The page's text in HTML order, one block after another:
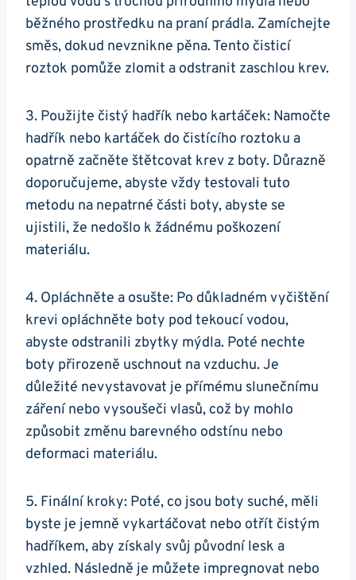
běžného prostředku​ na ​praní prádla. Zamíchejte
směs, dokud nevznikne pěna. Tento čisticí
roztok⁣ pomůže zlomit a odstranit zaschlou krev.
3. Použijte čistý hadřík nebo kartáček: Namočte
hadřík nebo kartáček do čistícího roztoku a
opatrně začněte štětcovat krev z boty. Důrazně
doporučujeme, abyste vždy testovali tuto
metodu na nepatrné ‌části boty, abyste se
ujistili, že nedošlo k žádnému poškození
materiálu.
4. Opláchněte a osušte: Po⁢ důkladném⁤ vyčištění
krevi opláchněte boty pod ‍tekoucí vodou,
‌abyste odstranili zbytky mýdla. Poté nechte
boty přirozeně uschnout na vzduchu. Je
důležité nevystavovat⁣ je přímému slunečnímu
záření nebo vysoušeči vlasů, což by mohlo
způsobit změnu barevného odstínu nebo
deformaci materiálu.
5. Finální kroky: Poté, co jsou⁤ boty suché, měli
byste ⁣je‌ jemně vykartáčovat nebo otřít čistým
hadříkem, aby získaly svůj původní lesk ⁣a
vzhled. Následně je ⁤můžete impregnovat nebo